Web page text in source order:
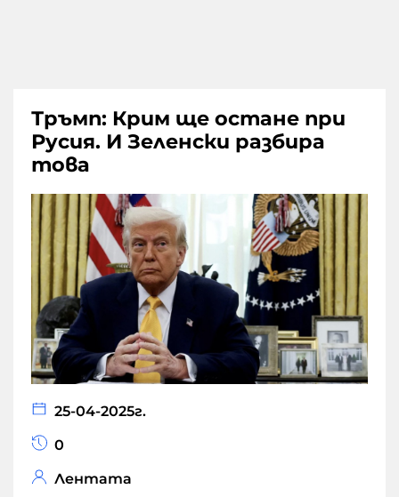
Тръмп: Крим ще остане при
Русия. И Зеленски разбира
това
25-04-2025г.
0
Лентата